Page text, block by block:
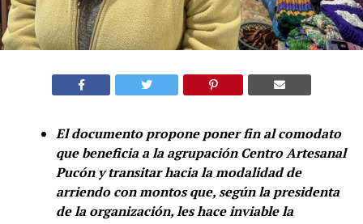
El documento propone poner fin al comodato
que beneficia a la agrupación Centro Artesanal
Pucón y transitar hacia la modalidad de
arriendo con montos que, según la presidenta
de la organización, les hace inviable la